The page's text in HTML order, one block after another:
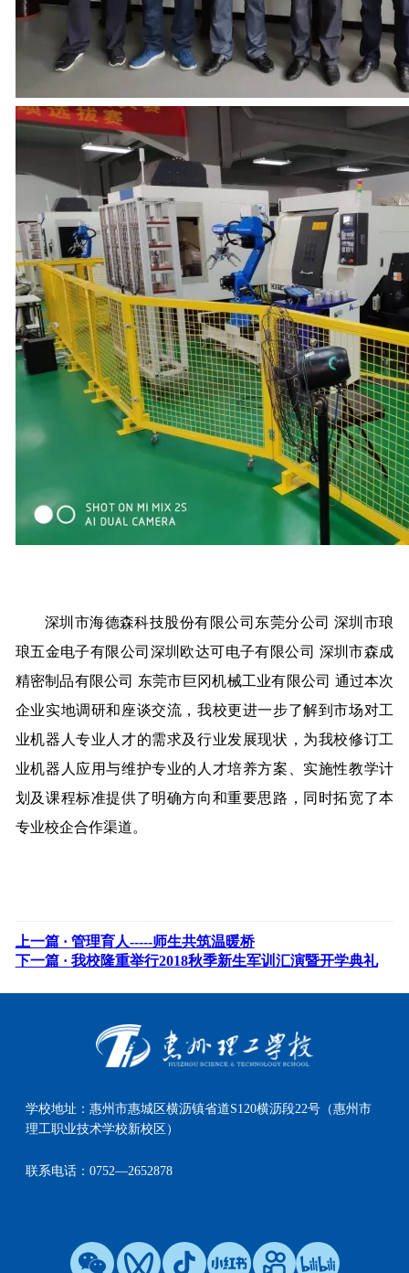
深圳市海德森科技股份有限公司东莞分公司 深圳市琅
琅五金电子有限公司深圳欧达可电子有限公司 深圳市森成
精密制品有限公司 东莞市巨冈机械工业有限公司 通过本次
企业实地调研和座谈交流，我校更进一步了解到市场对工
业机器人专业人才的需求及行业发展现状，为我校修订工
业机器人应用与维护专业的人才培养方案、实施性教学计
划及课程标准提供了明确方向和重要思路，同时拓宽了本
专业校企合作渠道。
上一篇 · 管理育人-----师生共筑温暖桥
下一篇 · 我校隆重举行2018秋季新生军训汇演暨开学典礼
学校地址：惠州市惠城区横沥镇省道S120横沥段22号（惠州市
理工职业技术学校新校区）
联系电话：0752—2652878